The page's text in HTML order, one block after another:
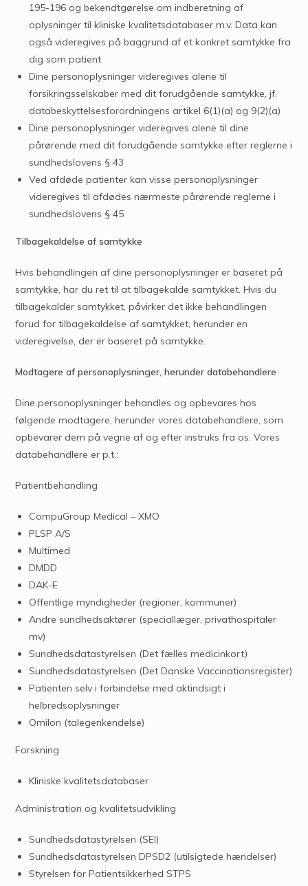
195-196 og bekendtgørelse om indberetning af
oplysninger til kliniske kvalitetsdatabaser m.v. Data kan
også videregives på baggrund af et konkret samtykke fra
dig som patient
Dine personoplysninger videregives alene til
forsikringsselskaber med dit forudgående samtykke, jf.
databeskyttelsesforordningens artikel 6(1)(a) og 9(2)(a)
Dine personoplysninger videregives alene til dine
pårørende med dit forudgående samtykke efter reglerne i
sundhedslovens § 43
Ved afdøde patienter kan visse personoplysninger
videregives til afdødes nærmeste pårørende reglerne i
sundhedslovens § 45
Tilbagekaldelse af samtykke
Hvis behandlingen af dine personoplysninger er baseret på
samtykke, har du ret til at tilbagekalde samtykket. Hvis du
tilbagekalder samtykket, påvirker det ikke behandlingen
forud for tilbagekaldelse af samtykket, herunder en
videregivelse, der er baseret på samtykke.
Modtagere af personoplysninger, herunder databehandlere
Dine personoplysninger behandles og opbevares hos
følgende modtagere, herunder vores databehandlere, som
opbevarer dem på vegne af og efter instruks fra os. Vores
databehandlere er p.t.:
Patientbehandling
CompuGroup Medical – XMO
PLSP A/S
Multimed
DMDD
DAK-E
Offentlige myndigheder (regioner, kommuner)
Andre sundhedsaktører (speciallæger, privathospitaler
mv)
Sundhedsdatastyrelsen (Det fælles medicinkort)
Sundhedsdatastyrelsen (Det Danske Vaccinationsregister)
Patienten selv i forbindelse med aktindsigt i
helbredsoplysninger
Omilon (talegenkendelse)
Forskning
Kliniske kvalitetsdatabaser
Administration og kvalitetsudvikling
Sundhedsdatastyrelsen (SEI)
Sundhedsdatastyrelsen DPSD2 (utilsigtede hændelser)
Styrelsen for Patientsikkerhed STPS